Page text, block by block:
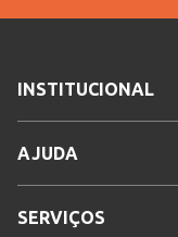
INSTITUCIONAL
AJUDA
SERVIÇOS